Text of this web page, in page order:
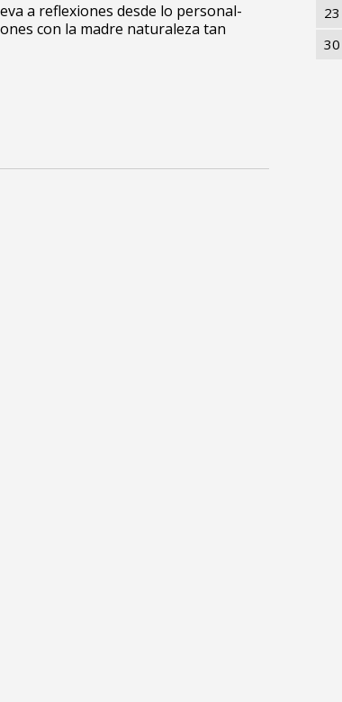
a reflexiones desde lo personal-
con la madre naturaleza tan
23
30